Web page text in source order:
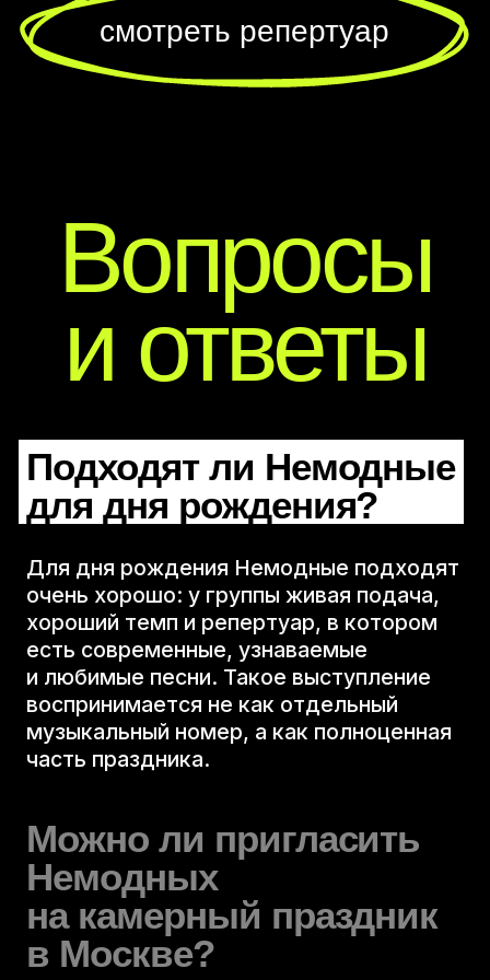
Подходят ли Немодные
для дня рождения?
Для дня рождения Немодные подходят
очень хорошо: у группы живая подача,
хороший темп и репертуар, в котором
есть современные, узнаваемые
и любимые песни. Такое выступление
воспринимается не как отдельный
музыкальный номер, а как полноценная
часть праздника.
Можно ли пригласить
Немодных
на камерный праздник
в Москве?
СПБ
Репертуар
Райдеры
Агентствам
брендированная
продукция
блог
Контакты